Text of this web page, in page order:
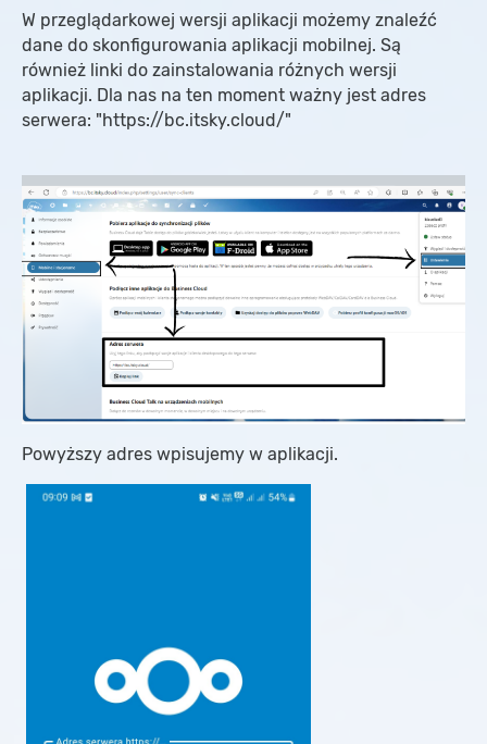
W przeglądarkowej wersji aplikacji możemy znaleźć
dane do skonfigurowania aplikacji mobilnej. Są
również linki do zainstalowania różnych wersji
aplikacji. Dla nas na ten moment ważny jest adres
serwera: "https://bc.itsky.cloud/"
Powyższy adres wpisujemy w aplikacji.